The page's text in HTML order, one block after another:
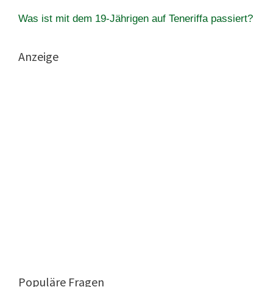
Was ist mit dem 19-Jährigen auf Teneriffa passiert?
Anzeige
Populäre Fragen